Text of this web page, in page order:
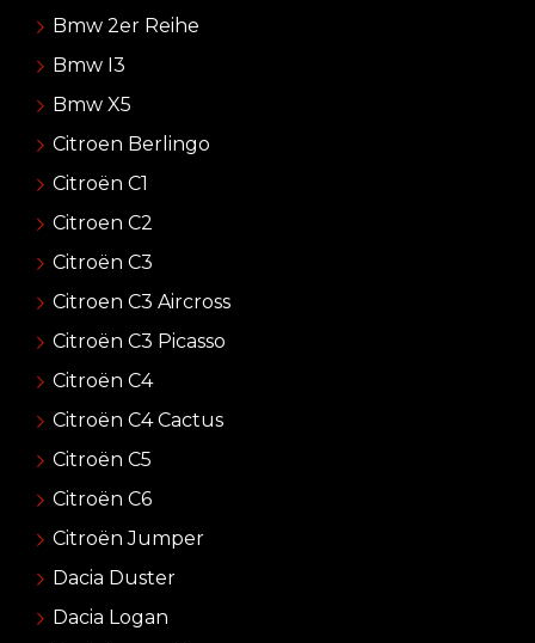
Bmw 2er Reihe
Bmw I3
Bmw X5
Citroen Berlingo
Citroën C1
Citroen C2
Citroën C3
Citroen C3 Aircross
Citroën C3 Picasso
Citroën C4
Citroën C4 Cactus
Citroën C5
Citroën C6
Citroën Jumper
Dacia Duster
Dacia Logan